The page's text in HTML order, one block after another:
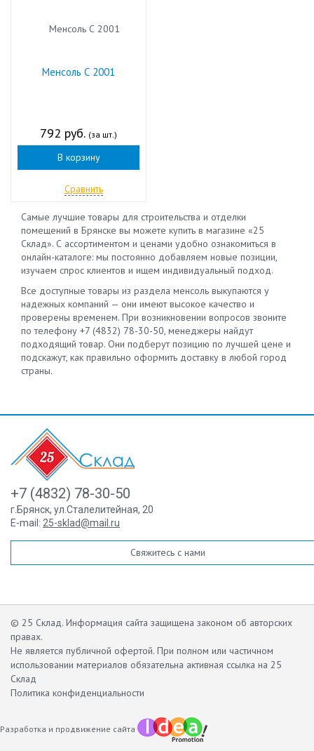
Менсоль С 2001
792 руб. (за шт.)
В корзину
Сравнить
Самые лучшие товары для строительства и отделки
помещений в Брянске вы можете купить в магазине «25
Склад». С ассортиментом и ценами удобно ознакомиться в
онлайн-каталоге: мы постоянно добавляем новые позиции,
изучаем спрос клиентов и ищем индивидуальный подход.
Все доступные товары из раздела менсоль выкупаются у
надежных компаний — они имеют высокое качество и
проверены временем. При возникновении вопросов звоните
по телефону +7 (4832) 78-30-50, менеджеры найдут
подходящий товар. Они подберут позицию по лучшей цене и
подскажут, как правильно оформить доставку в любой город
страны.
+7 (4832) 78-30-50
г.Брянск, ул.Сталелитейная, 20
E-mail: 25-sklad@mail.ru
Свяжитесь с нами
© 25 Склад. Информация сайта защищена законом об авторских
правах.
Не является публичной офертой. При полном или частичном
использовании материалов обязательна активная ссылка на 25
Склад
Политика конфиденциальности
Разработка и продвижение сайта